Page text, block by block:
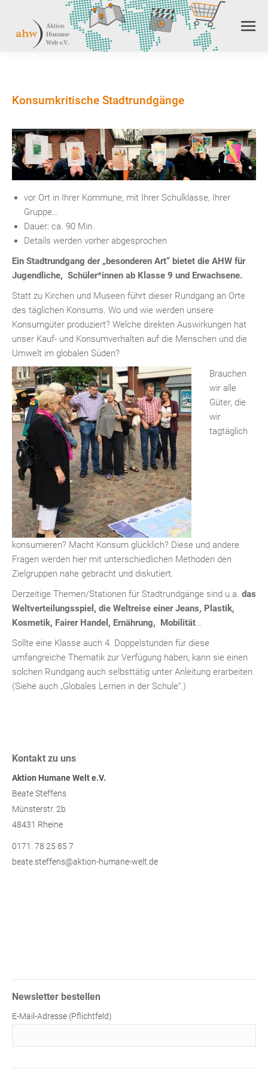
Konsumkritische Stadtrundgänge
vor Ort in Ihrer Kommune, mit Ihrer Schulklasse, Ihrer
Gruppe…
Dauer: ca. 90 Min.
Details werden vorher abgesprochen
Ein Stadtrundgang der „besonderen Art“ bietet die AHW für
Jugendliche, Schüler*innen ab Klasse 9 und Erwachsene.
Statt zu Kirchen und Museen führt dieser Rundgang an Orte
des täglichen Konsums. Wo und wie werden unsere
Konsumgüter produziert? Welche direkten Auswirkungen hat
unser Kauf- und Konsumverhalten auf die Menschen und die
Umwelt im globalen Süden?
Brauchen
wir alle
Güter, die
wir
tagtäglich
konsumieren? Macht Konsum glücklich? Diese und andere
Fragen werden hier mit unterschiedlichen Methoden den
Zielgruppen nahe gebracht und diskutiert.
Derzeitige Themen/Stationen für Stadtrundgänge sind u.a. das
Weltverteilungsspiel, die Weltreise einer Jeans, Plastik,
Kosmetik, Fairer Handel, Ernährung, Mobilität…
Sollte eine Klasse auch 4. Doppelstunden für diese
umfangreiche Thematik zur Verfügung haben, kann sie einen
solchen Rundgang auch selbsttätig unter Anleitung erarbeiten.
(Siehe auch „Globales Lernen in der Schule“.)
Kontakt zu uns
Aktion Humane Welt e.V.
Beate Steffens
Münsterstr. 2b
48431 Rheine
0171. 78 25 85 7
beate.steffens@aktion-humane-welt.de
Newsletter bestellen
E-Mail-Adresse (Pflichtfeld)